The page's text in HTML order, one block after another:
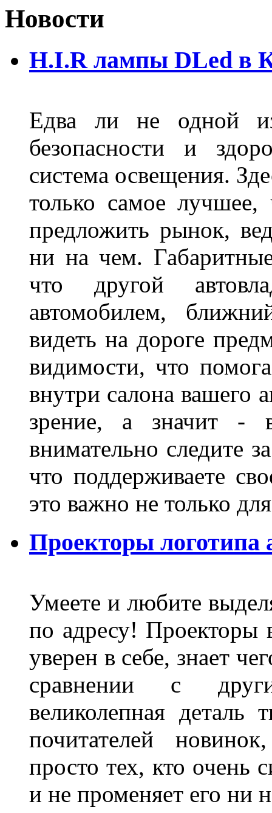
Новости
H.I.R лампы DLed в
Едва ли не одной
безопасности и
система освещения.
только самое
предложить рынок,
ни на чем.
что другой
автомобилем,
видеть на дороге
видимости, что
внутри салона вашего
зрение, а значит -
внимательно следите
что поддерживаете
это важно не только
Проекторы логотипа
Умеете и любите
по адресу! Проекторы
уверен в себе, знает
сравнении с
великолепная
почитателей
просто тех, кто очень
и не променяет его ни